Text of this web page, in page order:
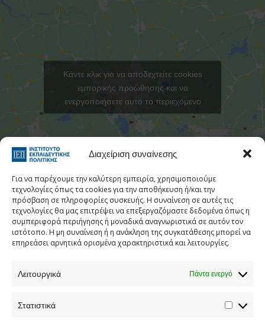
Διαχείριση συναίνεσης
Για να παρέχουμε την καλύτερη εμπειρία, χρησιμοποιούμε
τεχνολογίες όπως τα cookies για την αποθήκευση ή/και την
πρόσβαση σε πληροφορίες συσκευής. Η συναίνεση σε αυτές τις
τεχνολογίες θα μας επιτρέψει να επεξεργαζόμαστε δεδομένα όπως η
συμπεριφορά περιήγησης ή μοναδικά αναγνωριστικά σε αυτόν τον
ιστότοπο. Η μη συναίνεση ή η ανάκληση της συγκατάθεσης μπορεί να
επηρεάσει αρνητικά ορισμένα χαρακτηριστικά και λειτουργίες.
Λειτουργικά Πάντα ενεργό
Στατιστικά
Κάντε κλικ για να αποδεχτείτε cookies
εμπορικής προώθησης και να
ενεργοποιήσετε αυτό το περιεχόμενο
Τηλεφωνικός Κατάλογος
Τηλ:213 1335 100
Ταχ. Διεύθυνση:
Αν. Τσόχα 36, Αθήνα, Τ.Κ. 11521
Προστασία προσωπικών δεδομένων